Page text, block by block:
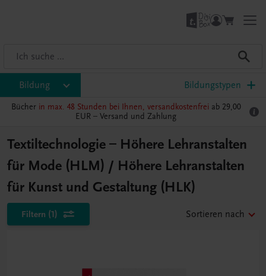
Bildung Bildungstypen
Bücher in max. 48 Stunden bei Ihnen, versandkostenfrei ab 29,00
EUR – Versand und Zahlung
Textiltechnologie – Höhere Lehranstalten
für Mode (HLM) / Höhere Lehranstalten
für Kunst und Gestaltung (HLK)
Filtern (1) Sortieren nach